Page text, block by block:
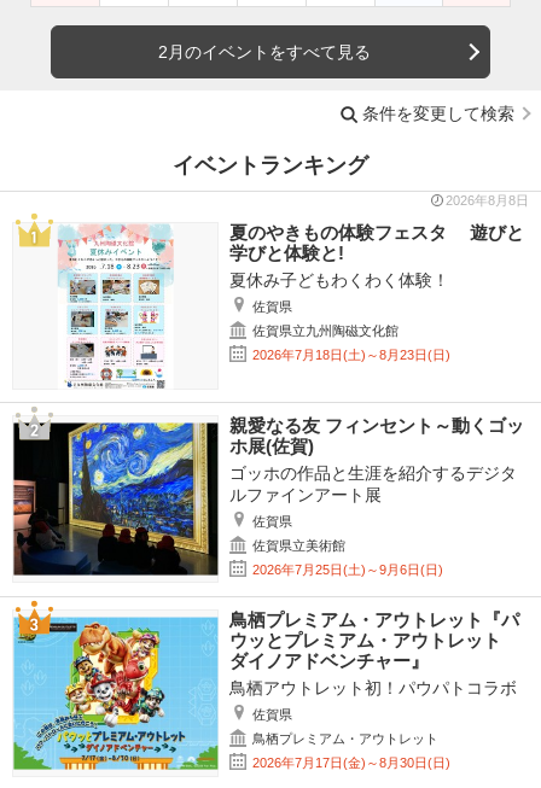
2月のイベントをすべて見る
条件を変更して検索
イベントランキング
2026年8月8日
夏のやきもの体験フェスタ 遊びと
学びと体験と!
夏休み子どもわくわく体験！
佐賀県
佐賀県立九州陶磁文化館
2026年7月18日(土)～8月23日(日)
親愛なる友 フィンセント～動くゴッ
ホ展(佐賀)
ゴッホの作品と生涯を紹介するデジタ
ルファインアート展
佐賀県
佐賀県立美術館
2026年7月25日(土)～9月6日(日)
鳥栖プレミアム・アウトレット『パ
ウッとプレミアム・アウトレット
ダイノアドベンチャー』
鳥栖アウトレット初！パウパトコラボ
佐賀県
鳥栖プレミアム・アウトレット
2026年7月17日(金)～8月30日(日)